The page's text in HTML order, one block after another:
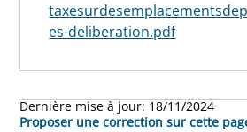
es-deliberation.pdf
Dernière mise à jour: 18/11/2024
Proposer une correction sur cette